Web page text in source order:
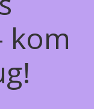
kom